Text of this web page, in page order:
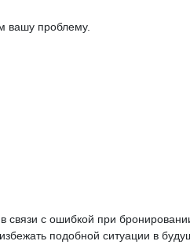
вашу проблему.
связи с ошибкой при
подобной ситуации в